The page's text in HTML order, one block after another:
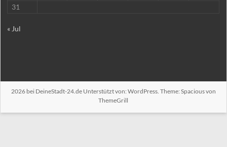
31
« Jul
2026 bei DeineStadt-24.deUnterstützt von: WordPress. Theme: Spacious von
ThemeGrill